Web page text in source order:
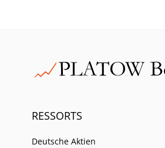
RESSORTS
Deutsche Aktien